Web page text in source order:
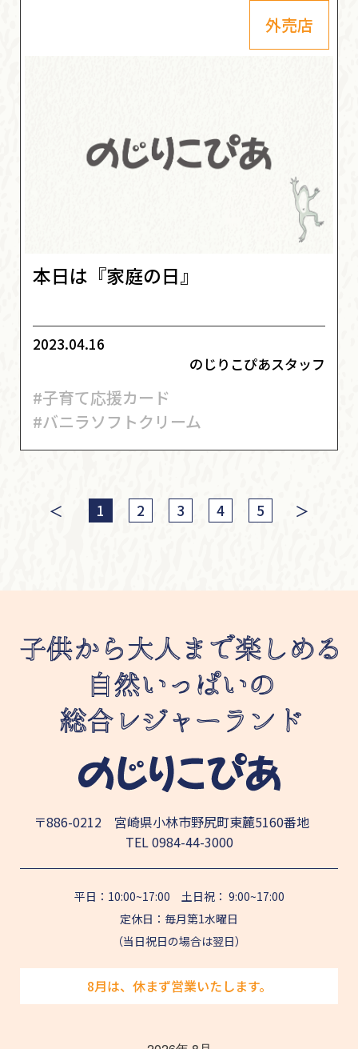
外売店
本日は『家庭の日』
2023.04.16
のじりこぴあスタッフ
#子育て応援カード
#バニラソフトクリーム
＜ 1 2 3 4 5 ＞
〒886-0212 宮崎県小林市野尻町東麓5160番地
TEL0984-44-3000
平日：10:00~17:00 土日祝： 9:00~17:00
定休日：毎月第1水曜日
（当日祝日の場合は翌日）
8月は、休まず営業いたします。